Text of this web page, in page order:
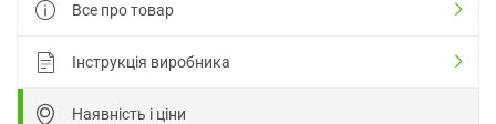
Все про товар
Інструкція виробника
Наявність і ціни